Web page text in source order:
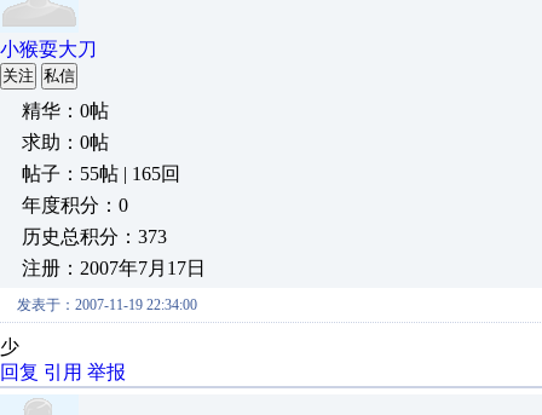
小猴耍大刀
关注 私信
精华：0帖
求助：0帖
帖子：55帖 | 165回
年度积分：0
历史总积分：373
注册：2007年7月17日
发表于：2007-11-19 22:34:00
少
回复 引用 举报